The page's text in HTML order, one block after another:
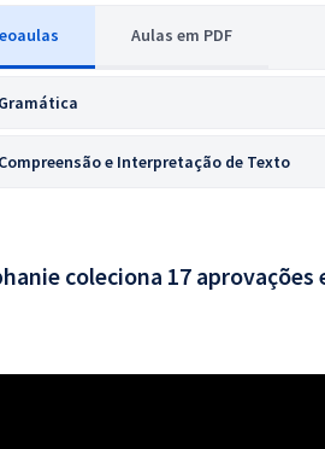
Aulas em PDF
Gramática
Compreensão e Interpretação de Texto
coleciona 17